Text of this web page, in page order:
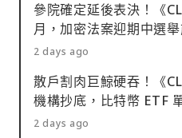
參院確定延後表決！《
月，加密法案迎期中選
2 days ago
散戶割肉巨鯨硬吞！《
機構抄底，比特幣 ETF
2 days ago